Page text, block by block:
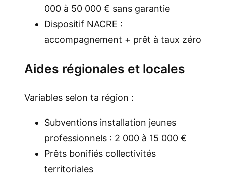
000 à 50 000 € sans garantie
Dispositif NACRE :
accompagnement + prêt à taux zéro
Aides régionales et locales
Variables selon ta région :
Subventions installation jeunes
professionnels : 2 000 à 15 000 €
Prêts bonifiés collectivités
territoriales